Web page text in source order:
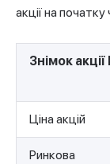
акції на
Знімок акції
Ціна акцій
Ринкова